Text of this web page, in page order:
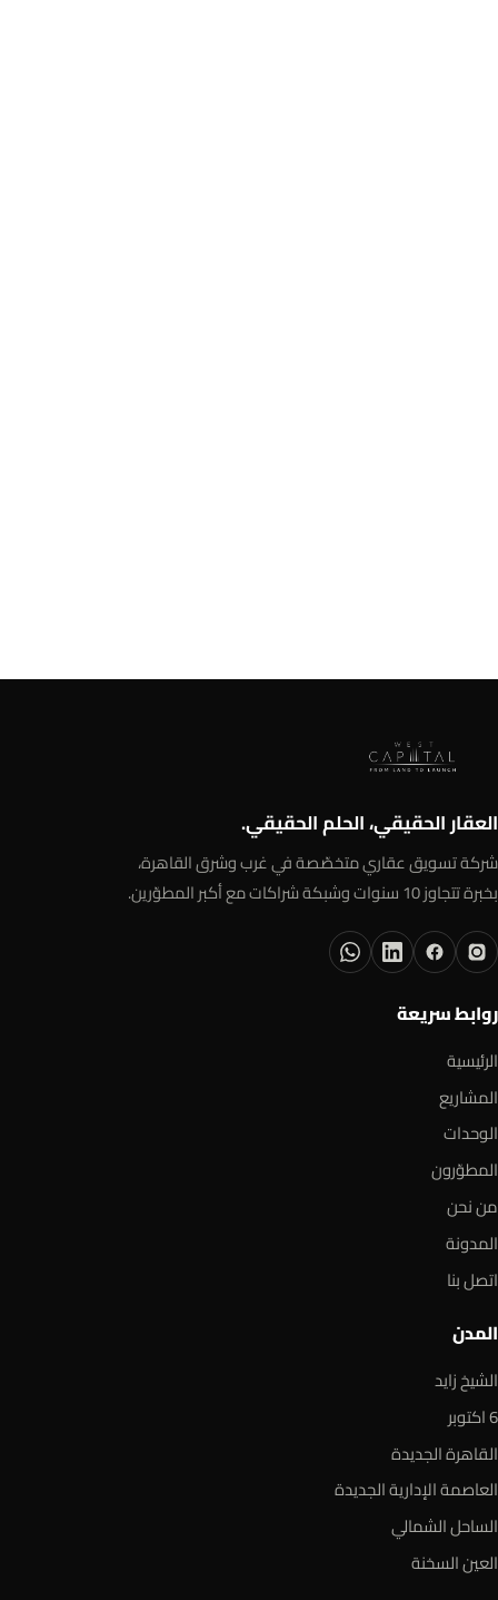
العقار الحقيقي، الحلم الحقيقي.
شركة تسويق عقاري متخصّصة في غرب وشرق القاهرة،
بخبرة تتجاوز 10 سنوات وشبكة شراكات مع أكبر المطوّرين.
روابط سريعة
الرئيسية
المشاريع
الوحدات
المطوّرون
من نحن
المدونة
اتصل بنا
المدن
الشيخ زايد
6 اكتوبر
القاهرة الجديدة
العاصمة الإدارية الجديدة
الساحل الشمالي
العين السخنة